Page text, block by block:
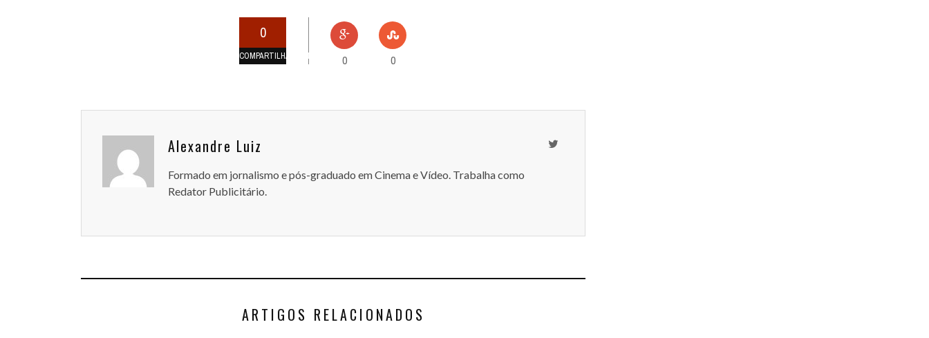
0
COMPARTILHAMENTOS 0 0
Alexandre Luiz
Formado em jornalismo e pós-graduado em Cinema e Vídeo. Trabalha como
Redator Publicitário.
ARTIGOS RELACIONADOS